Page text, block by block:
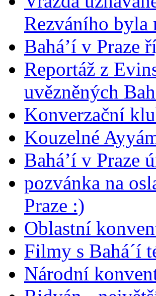
Rezváního byla
Bahá’í v Praze
Reportáž z
uvězněných
Konverzační
Kouzelné
Bahá’í v Praze
pozvánka na
Praze :)
Oblastní
Filmy s Bahá´í
Národní